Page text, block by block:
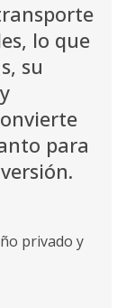
lo que
su
para
privado y